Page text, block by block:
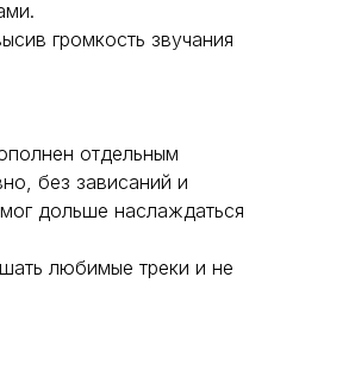
громкость звучания
отдельным
без зависаний и
дольше наслаждаться
любимые треки и не